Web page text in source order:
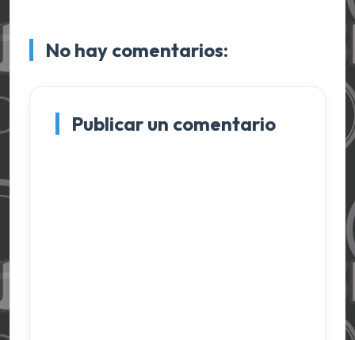
No hay comentarios:
Publicar un comentario